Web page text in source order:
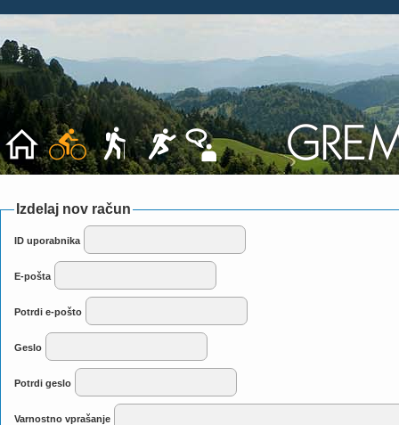
Izdelaj nov račun
ID uporabnika
E-pošta
Potrdi e-pošto
Geslo
Potrdi geslo
Varnostno vprašanje